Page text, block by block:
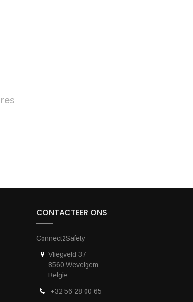
CONTACTEER ONS
Connect2Safety
Vliegveld 37
8560 Wevelgem
België
+32 56 28 00 65